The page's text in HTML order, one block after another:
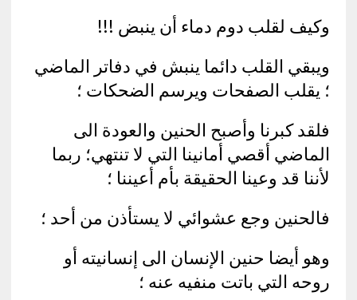
وكيف لقلب دوم دماء أن ينبض !!!
ويبقي القلب دائما ينبش في دفاتر الماضي
؛ يقلب الصفحات ويرسم الضحكات ؛
فلقد كبرنا وأصبح الحنين والعودة الى
الماضي أقصي أمانينا التي لا تنتهي؛ ربما
لأننا قد وعينا الحقيقة بأم أعيننا ؛
فالحنين وجع عشوائي لا يستأذن من أحد ؛
وهو أيضا حنين الإنسان الى إنسانيته أو
روحه التي باتت منفيه عنه ؛